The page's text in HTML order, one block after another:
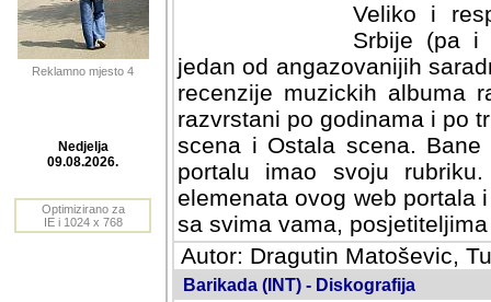
Reklamno mjesto 4
Veliko i
Srbije (pa i
jedan od angazovanijih
recenzije muzickih albuma
razvrstani po godinama i po
scena i Ostala scena.
portalu imao svoju
elemenata ovog web portala
sa svima vama,
Autor: Dragutin Matoševic,
Barikada (INT) - Diskografija